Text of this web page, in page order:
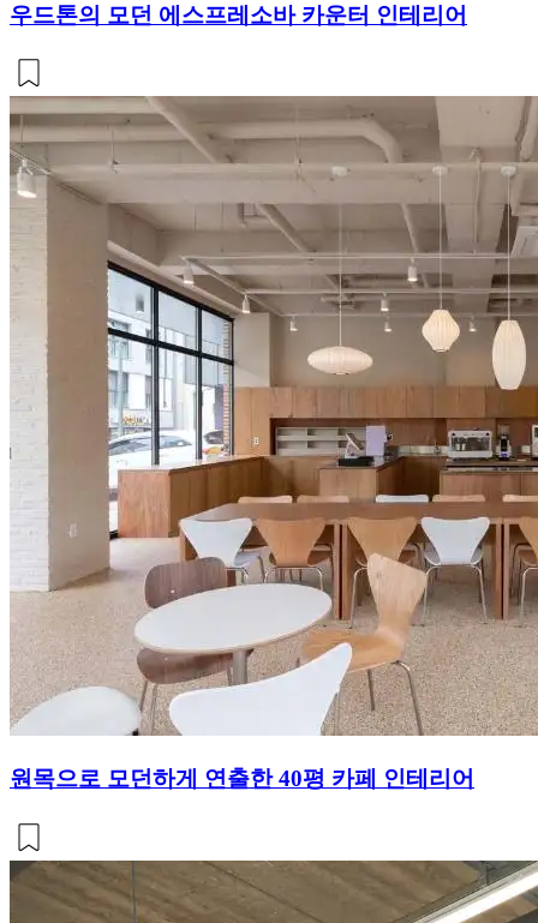
우드톤의 모던 에스프레소바 카운터 인테리어
원목으로 모던하게 연출한 40평 카페 인테리어